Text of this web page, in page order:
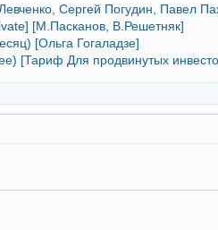
Сергей Погудин, Павел
[М.Пасканов, В.Решетняк]
[Ольга Гогаладзе]
[Тариф Для продвинутых